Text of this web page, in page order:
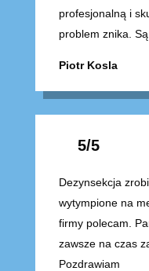
profesjonalną i
problem znika.
Piotr Kosla
5/5
Dezynsekcja
wytympione na
firmy polecam.
zawsze na czas
Pozdrawiam